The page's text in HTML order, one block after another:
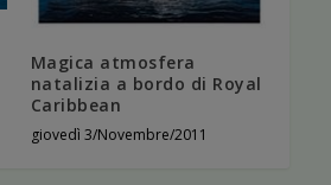
Magica atmosfera
natalizia a bordo di Royal
Caribbean
giovedì 3/Novembre/2011